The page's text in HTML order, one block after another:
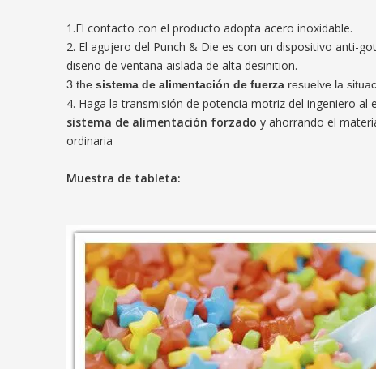
1.El contacto con el producto adopta acero inoxidable.
2. El agujero del Punch & Die es con un dispositivo anti-
diseño de ventana aislada de alta desinition.
3.the sistema de alimentación de fuerza resuelve la
4. Haga la transmisión de potencia motriz del ingeniero
sistema de alimentación forzado y ahorrando el
ordinaria
Muestra de tableta: